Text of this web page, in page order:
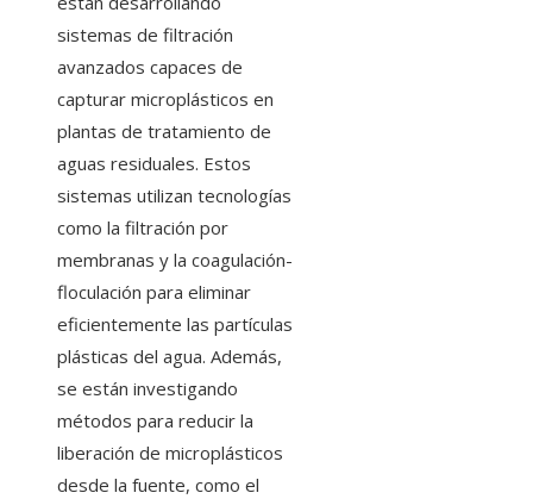
sistemas de filtración
avanzados capaces de
capturar microplásticos en
plantas de tratamiento de
aguas residuales. Estos
sistemas utilizan tecnologías
como la filtración por
membranas y la coagulación-
floculación para eliminar
eficientemente las partículas
plásticas del agua. Además,
se están investigando
métodos para reducir la
liberación de microplásticos
desde la fuente, como el